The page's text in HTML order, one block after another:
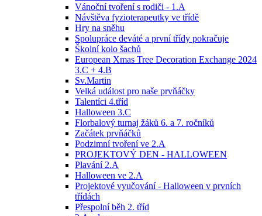
Vánoční tvoření s rodiči - 1.A
Návštěva fyzioterapeutky ve třídě
Hry na sněhu
Spolupráce deváté a první třídy pokračuje
Školní kolo šachů
European Xmas Tree Decoration Exchange 2024
3.C + 4.B
Sv.Martin
Velká událost pro naše prvňáčky
Talentíci 4.tříd
Halloween 3.C
Florbalový turnaj žáků 6. a 7. ročníků
Začátek prvňáčků
Podzimní tvoření ve 2.A
PROJEKTOVÝ DEN - HALLOWEEN
Plavání 2.A
Halloween ve 2.A
Projektové vyučování - Halloween v prvních
třídách
Přespolní běh 2. tříd